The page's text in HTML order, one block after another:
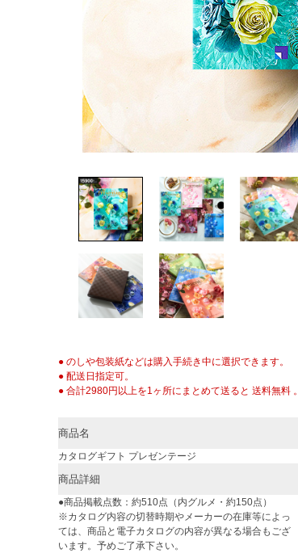
● のしや包装紙などは購入手続き中に選択できます。
● 配送日指定可。
● 合計2980円以上を1ヶ所にまとめて送ると 送料無料 。
商品名
カタログギフト プレゼンテージ
商品詳細
●商品掲載点数：約510点（内グルメ・約150点）
※カタログ内容の切替時期やメーカーの在庫等によっ
ては、商品と電子カタログの内容が異なる場合もござ
います。予めご了承下さい。